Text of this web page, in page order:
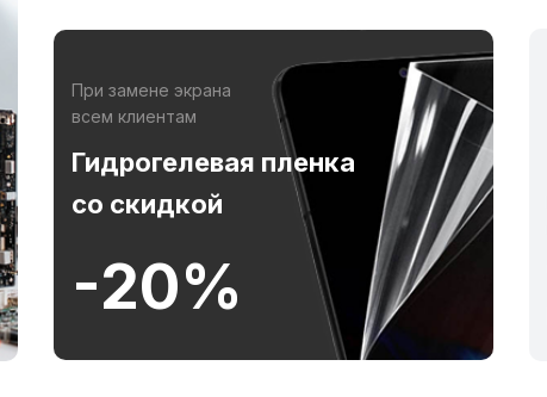
При замене экрана
всем клиентам
Гидрогелевая пленка
со скидкой
-20%